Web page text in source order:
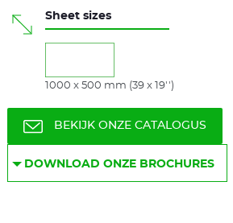
Sheet sizes
1000 x 500 mm (39 x 19'')
BEKIJK ONZE CATALOGUS
DOWNLOAD ONZE BROCHURES